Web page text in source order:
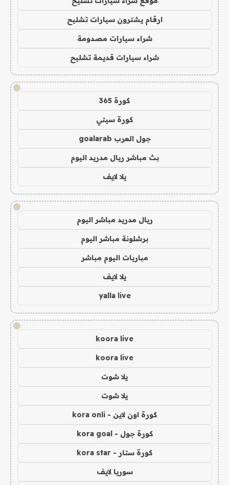
ارقام يشترون سيارات تشليح
شراء سيارات مصدومة
شراء سيارات قديمة تشليح
!
كورة 365
كورة سيتي
جول العرب goalarab
بث مباشر ريال مدريد اليوم
يلا لايف
!
ريال مدريد مباشر اليوم
برشلونة مباشر اليوم
مباريات اليوم مباشر
يلا لايف
yalla live
!
koora live
koora live
يلا شوت
يلا شوت
كورة اون لاين - kora onli
كورة جول - kora goal
كورة ستار - kora star
سوريا لايف